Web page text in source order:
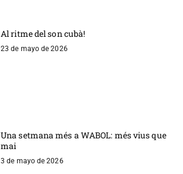
Al ritme del son cubà!
23 de mayo de 2026
Una setmana més a WABOL: més vius que
mai
3 de mayo de 2026